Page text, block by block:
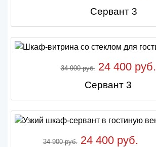
Сервант 3
34 900 руб.24 400 руб.
Сервант 3
34 900 руб.24 400 руб.